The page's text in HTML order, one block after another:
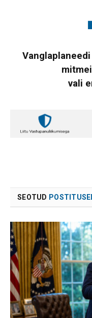
vali
SEOTUD